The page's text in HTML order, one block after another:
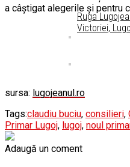
Ruga
Victoriei,
a câștigat alegerile și pentru
sursa: lugojeanul.ro
Tags:claudiu buciu, consilieri,
Primar Lugoj, lugoj, noul
Adaugă un coment